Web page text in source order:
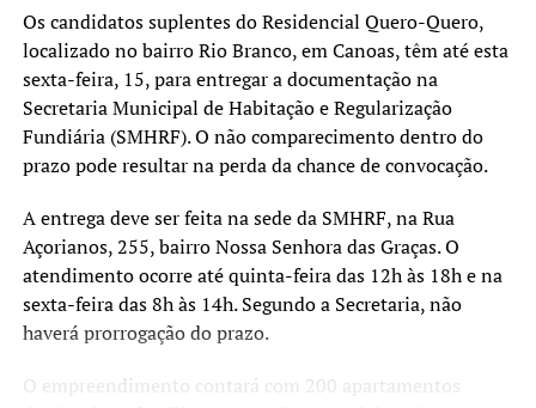
vivem em áreas apontadas
pelos estudos técnicos
como de risco muito alto.
Nosso objetivo é oferecer
uma alternativa segura e
definitiva para essas
pessoas, garantindo mais
tranquilidade e proteção
para o futuro”, destacou.
Os candidatos suplentes do Residencial Quero-Quero,
localizado no bairro Rio Branco, em Canoas, têm até esta
sexta-feira, 15, para entregar a documentação na
Secretaria Municipal de Habitação e Regularização
Fundiária (SMHRF). O não comparecimento dentro do
prazo pode resultar na perda da chance de convocação.
A entrega deve ser feita na sede da SMHRF, na Rua
Açorianos, 255, bairro Nossa Senhora das Graças. O
atendimento ocorre até quinta-feira das 12h às 18h e na
sexta-feira das 8h às 14h. Segundo a Secretaria, não
haverá prorrogação do prazo.
O empreendimento contará com 200 apartamentos